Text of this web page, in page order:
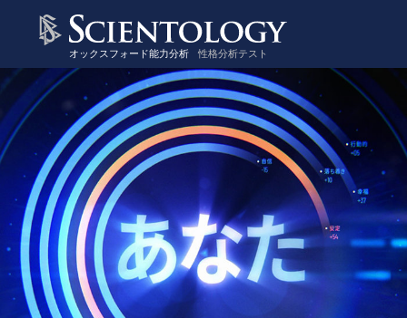
オックスフォード能力分析 性格分析テスト